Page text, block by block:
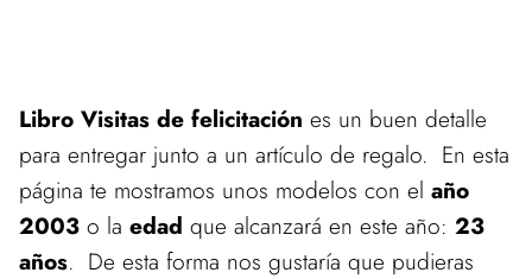
Libro Visitas de felicitación es un buen detalle
para entregar junto a un artículo de regalo. En esta
página te mostramos unos modelos con el año
2003 o la edad que alcanzará en este año: 23
años. De esta forma nos gustaría que pudieras